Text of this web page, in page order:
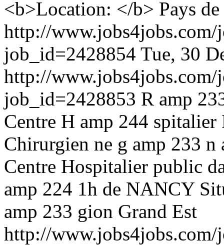
<b>Location: </b> Pays
http://www.jobs4jobs.com/
job_id=2428854 Tue, 30
http://www.jobs4jobs.com/
job_id=2428853 R amp
Centre H amp 244
Chirurgien ne g amp 233
Centre Hospitalier public
amp 224 1h de NANCY
amp 233 gion Grand Est
http://www.jobs4jobs.com/